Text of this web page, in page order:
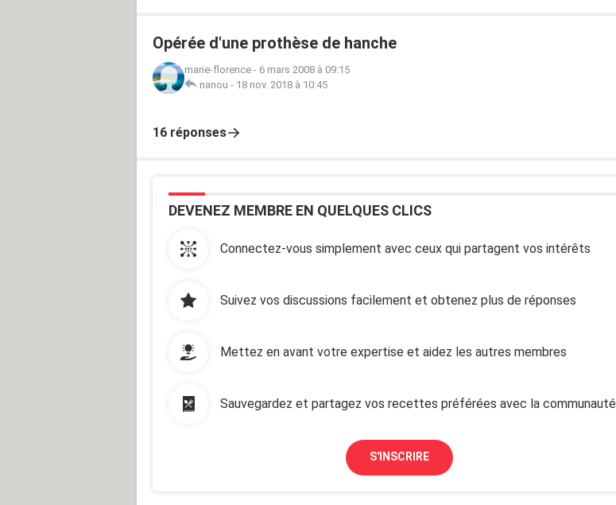
Opérée d'une prothèse de hanche
marie-florence - 6 mars 2008 à 09:15
nanou - 18 nov. 2018 à 10:45
16 réponses
DEVENEZ MEMBRE EN QUELQUES CLICS
Connectez-vous simplement avec ceux qui partagent vos intérêts
Suivez vos discussions facilement et obtenez plus de réponses
Mettez en avant votre expertise et aidez les autres membres
Sauvegardez et partagez vos recettes préférées avec la communauté
S'INSCRIRE